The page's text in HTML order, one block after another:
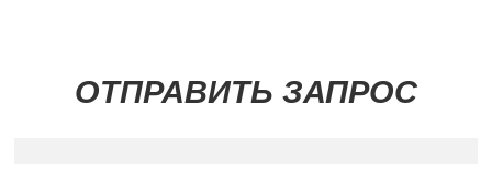
ОТПРАВИТЬ ЗАПРОС